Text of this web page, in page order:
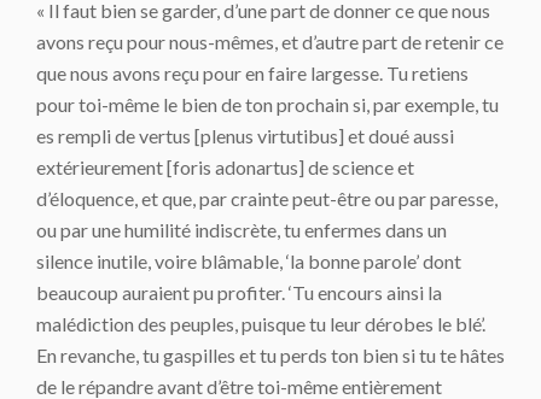
« Il faut bien se garder, d’une part de donner ce que nous
avons reçu pour nous-mêmes, et d’autre part de retenir ce
que nous avons reçu pour en faire largesse. Tu retiens
pour toi-même le bien de ton prochain si, par exemple, tu
es rempli de vertus [plenus virtutibus] et doué aussi
extérieurement [foris adonartus] de science et
d’éloquence, et que, par crainte peut-être ou par paresse,
ou par une humilité indiscrète, tu enfermes dans un
silence inutile, voire blâmable, ‘la bonne parole’ dont
beaucoup auraient pu profiter. ‘Tu encours ainsi la
malédiction des peuples, puisque tu leur dérobes le blé’.
En revanche, tu gaspilles et tu perds ton bien si tu te hâtes
de le répandre avant d’être toi-même entièrement